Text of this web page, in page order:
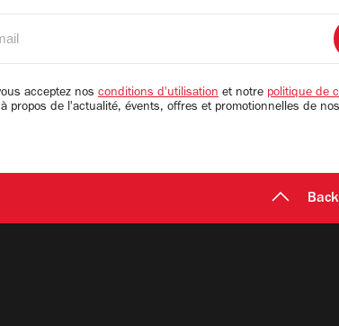
acceptez nos conditions d'utilisation et notre politique de
propos de l'actualité, évents, offres et promotionnelles de